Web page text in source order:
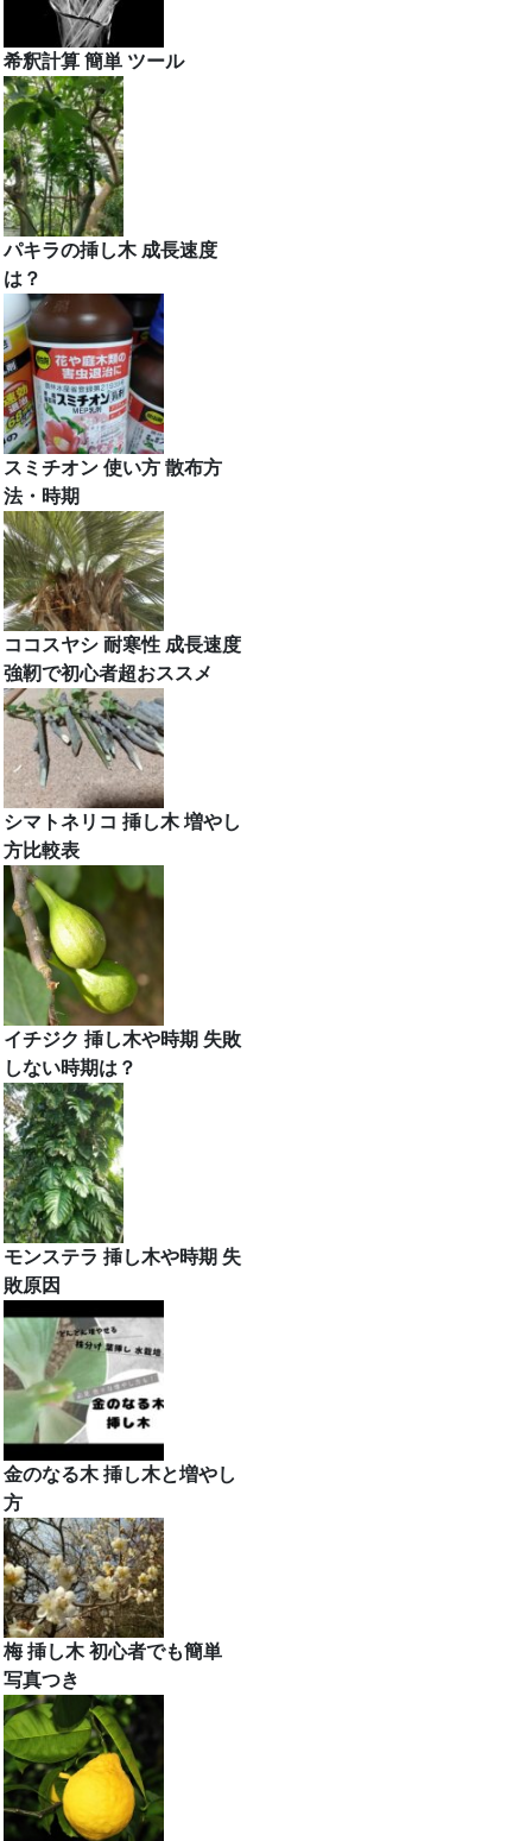
希釈計算 簡単 ツール
パキラの挿し木 成長速度
は？
スミチオン 使い方 散布方
法・時期
ココスヤシ 耐寒性 成長速度
強靭で初心者超おススメ
シマトネリコ 挿し木 増やし
方比較表
イチジク 挿し木や時期 失敗
しない時期は？
モンステラ 挿し木や時期 失
敗原因
金のなる木 挿し木と増やし
方
梅 挿し木 初心者でも簡単
写真つき